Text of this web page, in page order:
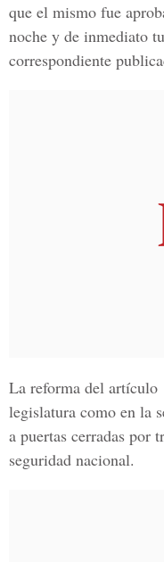
que el mismo fue
noche y de inmediato
correspondiente
La reforma del artículo
legislatura como en la
a puertas cerradas por
seguridad nacional.